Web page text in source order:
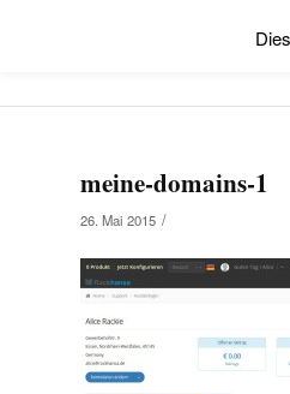
meine-domains-1
26. Mai 2015 /